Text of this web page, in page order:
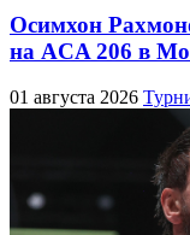
Осимхон
на ACA 206 в
01 августа 2026